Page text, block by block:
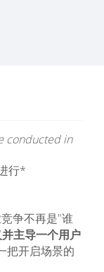
conducted in
行*
争不再是"谁
主导一个用户
把开启场景的